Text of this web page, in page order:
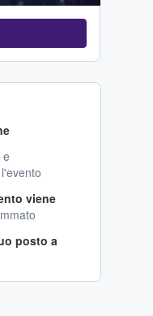
e
viene
posto a